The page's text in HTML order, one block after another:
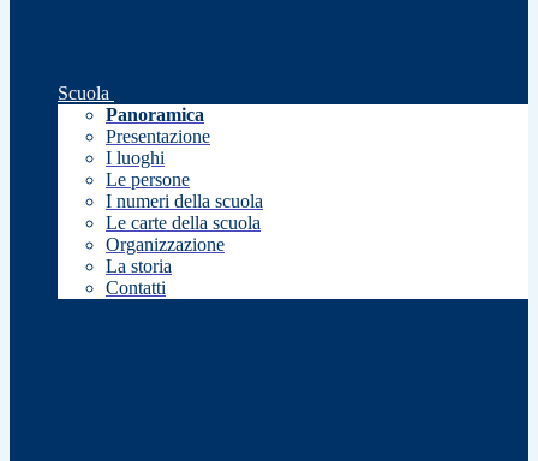
Scuola
Panoramica
Presentazione
I luoghi
Le persone
I numeri della scuola
Le carte della scuola
Organizzazione
La storia
Contatti